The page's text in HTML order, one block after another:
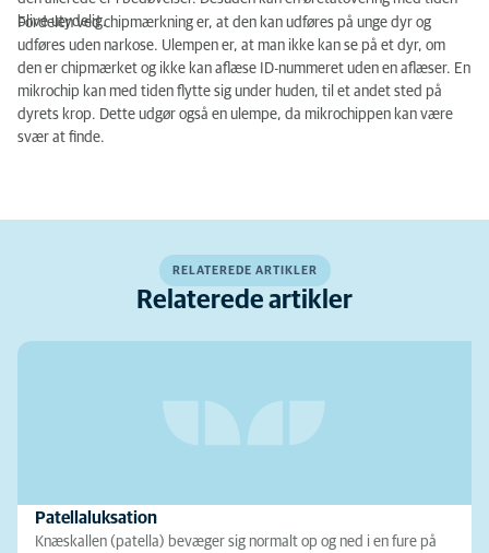
blive utydelig.
Fordelen ved chipmærkning er, at den kan udføres på unge dyr og
udføres uden narkose. Ulempen er, at man ikke kan se på et dyr, om
den er chipmærket og ikke kan aflæse ID-nummeret uden en aflæser. En
mikrochip kan med tiden flytte sig under huden, til et andet sted på
dyrets krop. Dette udgør også en ulempe, da mikrochippen kan være
svær at finde.
RELATEREDE ARTIKLER
Relaterede artikler
Patellaluksation
Knæskallen (patella) bevæger sig normalt op og ned i en fure på